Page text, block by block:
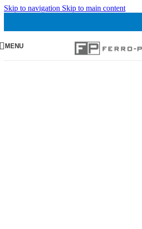
Skip to navigation Skip to main content
MENU